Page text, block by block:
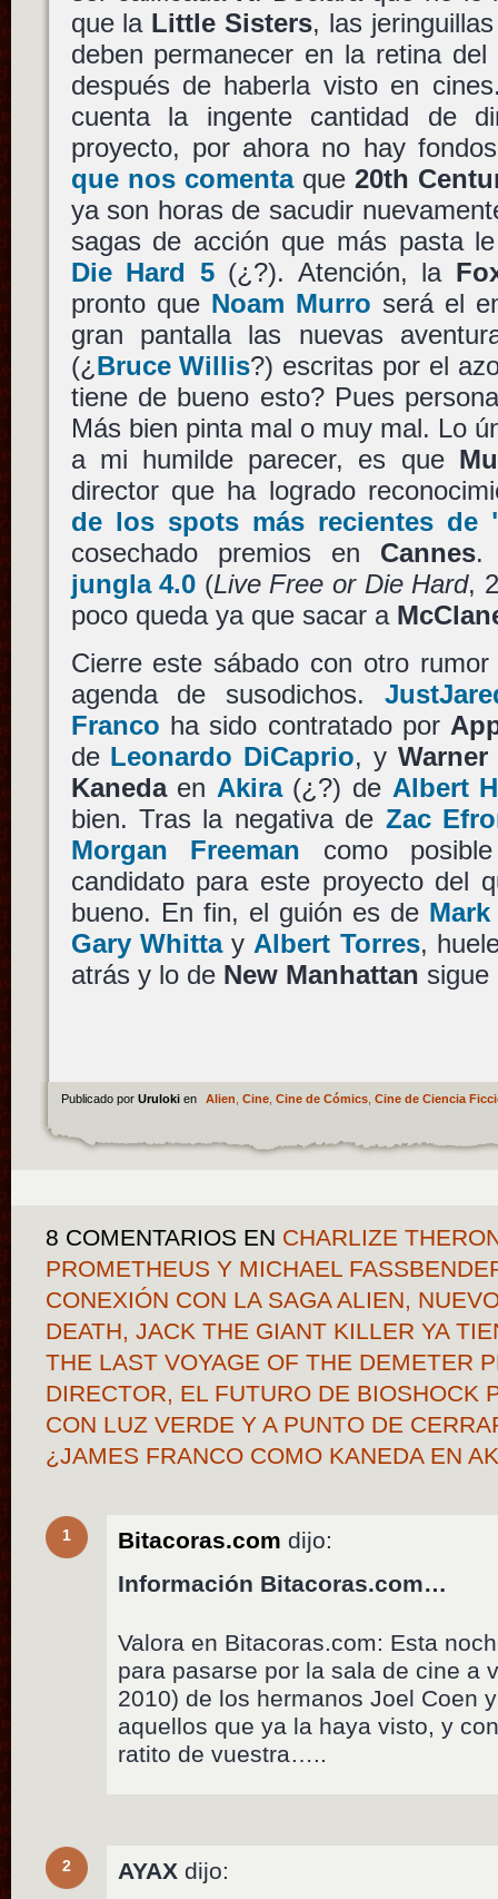
que la Little Sisters, las
deben permanecer en la retina
después de haberla visto en
cuenta la ingente cantidad de
proyecto, por ahora no hay
que nos comentaque 20th
ya son horas de sacudir
sagas de acción que más pasta
Die Hard 5(¿?). Atención, la
pronto que Noam Murro será el
gran pantalla las nuevas
(¿ Bruce Willis?) escritas por el
tiene de bueno esto? Pues
Más bien pinta mal o muy mal. Lo
a mi humilde parecer, es que
director que ha logrado
de los spots más recientes de
cosechado premios en Cannes.
jungla 4.0 (Live Free or Die Hard,
poco queda ya que sacar a
Cierre este sábado con otro
agenda de susodichos.
Franco ha sido contratado por
de Leonardo DiCaprio, y
Kanedaen Akira(¿?) de Albert
bien. Tras la negativa de Zac
Morgan Freeman como
candidato para este proyecto del
bueno. En fin, el guión es de
Gary Whittay Albert Torres,
atrás y lo de New Manhattan sigue
Publicado por Uruloki en Alien Cine, Cine de Cómics, Cine de Ciencia
8 COMENTARIOS EN CHARLIZE
PROMETHEUS Y MICHAEL
CONEXIÓN CON LA SAGA ALIEN,
DEATH, JACK THE GIANT KILLER YA
THE LAST VOYAGE OF THE DEMETER
DIRECTOR, EL FUTURO DE BIOSHOCK
CON LUZ VERDE Y A PUNTO DE
¿JAMES FRANCO COMO KANEDA EN
1 Bitacoras.com dijo:
Información Bitacoras.com…
Valora en Bitacoras.com: Esta
para pasarse por la sala de cine a
2010) de los hermanos Joel Coen
aquellos que ya la haya visto, y
ratito de vuestra…..
2 AYAX dijo: